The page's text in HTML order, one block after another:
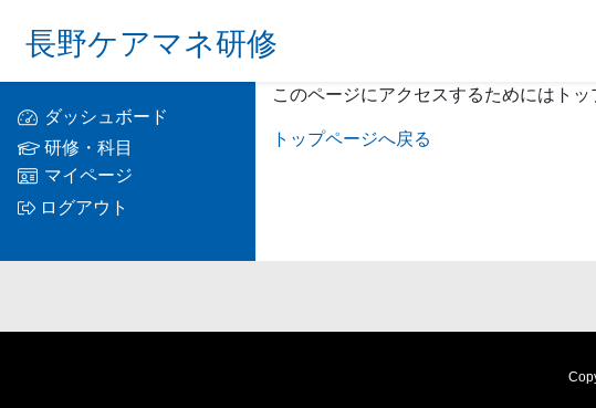
長野ケアマネ研修
ダッシュボード
研修・科目
マイページ
ログアウト
このページにアクセスするためにはト
トップページへ戻る